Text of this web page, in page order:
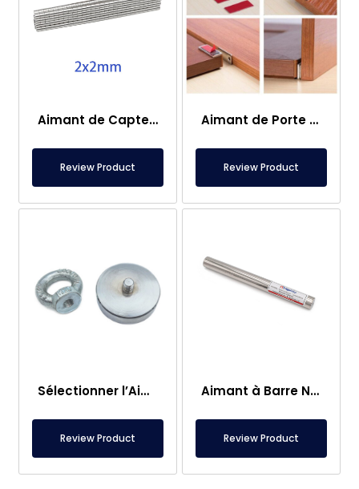
Aimant de Capteur – 2×2 mm
Review Product
Aimant de Porte de Caravane
Review Product
Sélectionner l’Aimant de Pêche – Aimant Puissant de Sauvetage en Mer
Review Product
Aimant à Barre Neodyme Ø25×250 mm – Connexion M8 Femelle d’un Côté
Review Product